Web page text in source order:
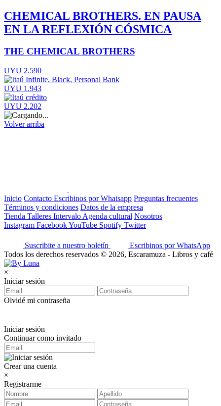
CHEMICAL BROTHERS. EN PAUSA
EN LA REFLEXIÓN CÓSMICA
THE CHEMICAL BROTHERS
UYU 2.590
UYU 1.943
UYU 2.202
Volver arriba
Inicio Contacto Escribinos por Whatsapp Preguntas frecuentes
Términos y condiciones Datos de la empresa
Tienda Talleres Intervalo Agenda cultural Nosotros
Instagram FacebookYouTube Spotify Twitter
Suscribite a nuestro boletín
Escribinos por WhatsApp
Todos los derechos reservados © 2026, Escaramuza - Libros y café
×
Iniciar sesión
Olvidé mi contraseña
Iniciar sesión
Continuar como invitado
Crear una cuenta
×
Registrarme